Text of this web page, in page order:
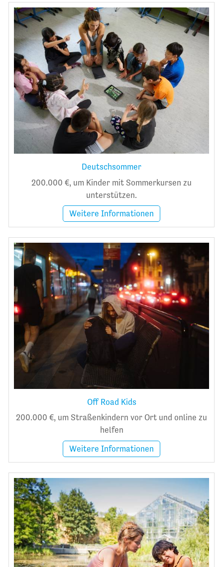
Deutschsommer
200.000 €, um Kinder mit Sommerkursen zu
unterstützen.
Weitere Informationen
Off Road Kids
200.000 €, um Straßenkindern vor Ort und online zu
helfen
Weitere Informationen